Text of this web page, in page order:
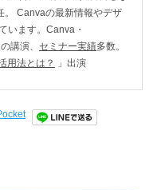
。 Canvaの最新情報やデザ
います。Canva・
講演、 セミナー実績多数。
用法とは？ 」出演